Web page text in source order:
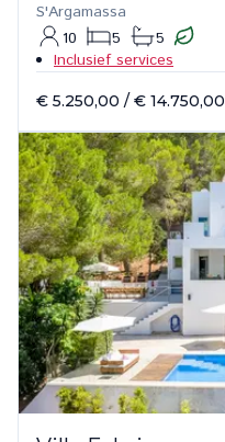
S'Argamassa
10
5
5
Inclusief services
€ 5.250,00 / € 14.750,00